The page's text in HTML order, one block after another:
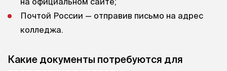
Почтой России — отправив письмо на адрес
колледжа.
Какие документы потребуются для